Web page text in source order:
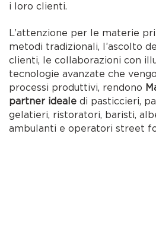
i loro clienti.
L’attenzione per le materie
metodi tradizionali, l’ascolto
clienti, le collaborazioni con
tecnologie avanzate che
processi produttivi, rendono
partner ideale di pasticcieri,
gelatieri, ristoratori, baristi,
ambulanti e operatori street